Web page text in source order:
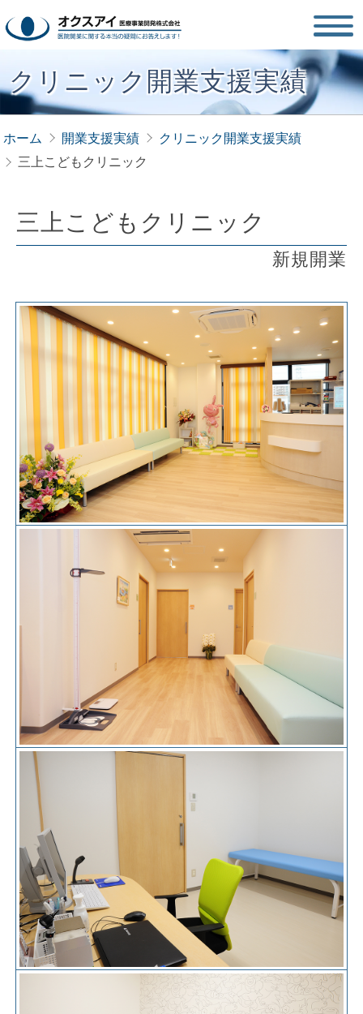
クリニック開業支援実績
ホーム 開業支援実績
クリニック開業支援実績
三上こどもクリニック
三上こどもクリニック
新規開業